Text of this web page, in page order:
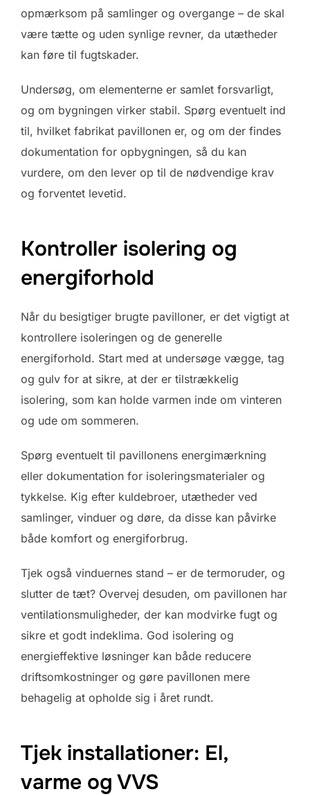
opmærksom på samlinger og overgange – de skal
være tætte og uden synlige revner, da utætheder
kan føre til fugtskader.
Undersøg, om elementerne er samlet forsvarligt,
og om bygningen virker stabil. Spørg eventuelt ind
til, hvilket fabrikat pavillonen er, og om der findes
dokumentation for opbygningen, så du kan
vurdere, om den lever op til de nødvendige krav
og forventet levetid.
Kontroller isolering og
energiforhold
Når du besigtiger brugte pavilloner, er det vigtigt at
kontrollere isoleringen og de generelle
energiforhold. Start med at undersøge vægge, tag
og gulv for at sikre, at der er tilstrækkelig
isolering, som kan holde varmen inde om vinteren
og ude om sommeren.
Spørg eventuelt til pavillonens energimærkning
eller dokumentation for isoleringsmaterialer og
tykkelse. Kig efter kuldebroer, utætheder ved
samlinger, vinduer og døre, da disse kan påvirke
både komfort og energiforbrug.
Tjek også vinduernes stand – er de termoruder, og
slutter de tæt? Overvej desuden, om pavillonen har
ventilationsmuligheder, der kan modvirke fugt og
sikre et godt indeklima. God isolering og
energieffektive løsninger kan både reducere
driftsomkostninger og gøre pavillonen mere
behagelig at opholde sig i året rundt.
Tjek installationer: El,
varme og VVS